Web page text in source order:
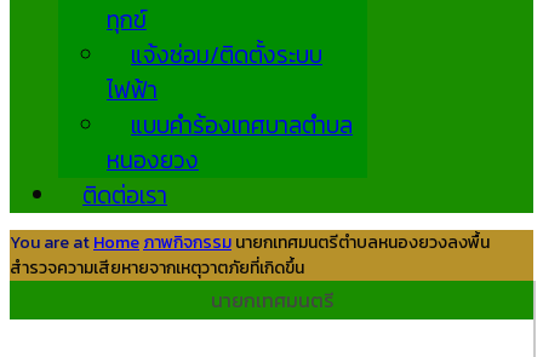
ทุกข์
แจ้งซ่อม/ติดตั้งระบบ
ไฟฟ้า
แบบคำร้องเทศบาลตำบล
หนองยวง
ติดต่อเรา
You are atHomeภาพกิจกรรมนายกเทศมนตรีตำบลหนองยวงลงพื้น
สำรวจความเสียหายจากเหตุวาตภัยที่เกิดขึ้น
นายกเทศมนตรี